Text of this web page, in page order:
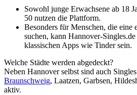
Sowohl junge Erwachsene ab 18
50 nutzen die Plattform.
Besonders für Menschen, die eine
suchen, kann Hannover-
klassischen Apps wie Tinder sein.
Welche Städte werden abgedeckt?
Neben Hannover selbst sind auch
Braunschweig, Laatzen, Garbsen,
aktiv.